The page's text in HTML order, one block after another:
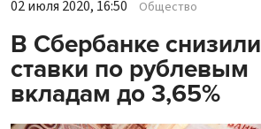
02 июля 2020, 16:50 Общество
В Сбербанке снизили
ставки по рублевым
вкладам до 3,65%